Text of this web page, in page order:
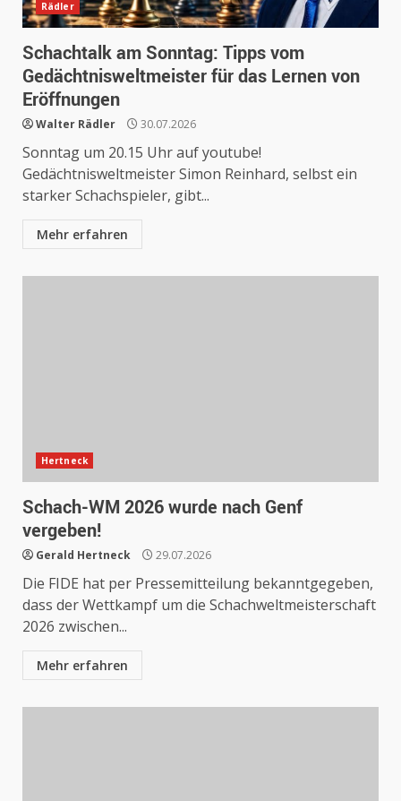
Rädler
Schachtalk am Sonntag: Tipps vom
Gedächtnisweltmeister für das Lernen von
Eröffnungen
Walter Rädler 30.07.2026
Sonntag um 20.15 Uhr auf youtube!
Gedächtnisweltmeister Simon Reinhard, selbst ein
starker Schachspieler, gibt...
Mehr erfahren
Hertneck
Schach-WM 2026 wurde nach Genf
vergeben!
Gerald Hertneck 29.07.2026
Die FIDE hat per Pressemitteilung bekanntgegeben,
dass der Wettkampf um die Schachweltmeisterschaft
2026 zwischen...
Mehr erfahren